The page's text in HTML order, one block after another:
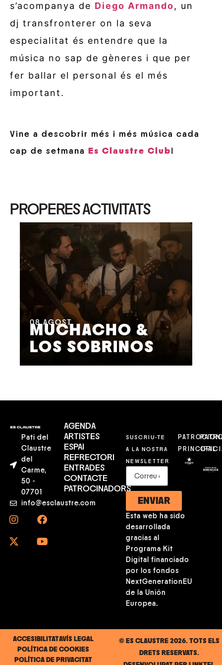
s’acompanya de Diego Armando, un
dj transfronterer on la seva
especialitat és entendre que la
música no sap de gèneres i que per
fer ballar el personal és el més
important.
Vine a descobrir més i més música cada
cap de setmana
Es Claustre Club!
PROPERES ACTIVITATS
08 AGOST
MUCHACHO &
LOS SOBRINOS
Pati del
Claustre
del
Carme,
50 -
07701
info@esclaustre.com
AGENDA
ARTISTES
ESPAI
REFRECTORI
ENTRADES
CONTACTE
PATROCINADORS
SUSCRIU-TE
A LA NOSTRA
NEWSLETTER
ENVIAR
Esta web ha sido
desarrollada
gracias al
Programa Kit
Digital financiado
por los fondos
NextGenerationEU
de la Unión
Europea.
PRINCIPAL
© ES CLAUSTRE 2026. TOTS ELS
DRETS RESERVATS.
ACCESIBILITATAVÍS LEGAL
POLÍTICA DE COOKIES
POLÍTICA DE PRIVACITAT